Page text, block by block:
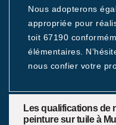
Nous adopterons
appropriée pour
toit 67190
élémentaires.
nous confier votre
Les qualifications de
peinture sur tuile à